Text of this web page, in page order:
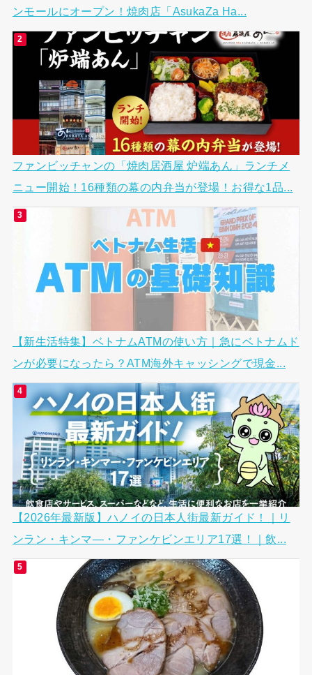
ンモールにオープン！焼肉店「AsukaZa Ha...
ファンビッチャンの「焼肉居酒屋 炉端あん」ランチメ
ニュー開始！16種類の幕の内弁当が登場！お得な1品...
【新生活特集】ベトナムATMの使い方｜急にベトナムド
ンが必要になったら？ATM海外キャッシングで現金...
【2026年最新版】ハノイの日本人街最新ガイド！｜リ
ンラン・キンマ―・ファンケビンエリア17選！｜飲...